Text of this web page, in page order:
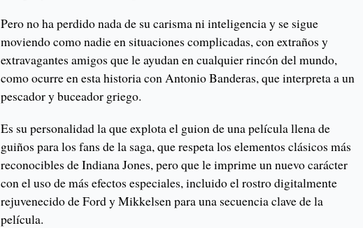
Pero no ha perdido nada de su carisma ni inteligencia y se sigue
moviendo como nadie en situaciones complicadas, con extraños y
extravagantes amigos que le ayudan en cualquier rincón del mundo,
como ocurre en esta historia con Antonio Banderas, que interpreta a un
pescador y buceador griego.
Es su personalidad la que explota el guion de una película llena de
guiños para los fans de la saga, que respeta los elementos clásicos más
reconocibles de Indiana Jones, pero que le imprime un nuevo carácter
con el uso de más efectos especiales, incluido el rostro digitalmente
rejuvenecido de Ford y Mikkelsen para una secuencia clave de la
película.